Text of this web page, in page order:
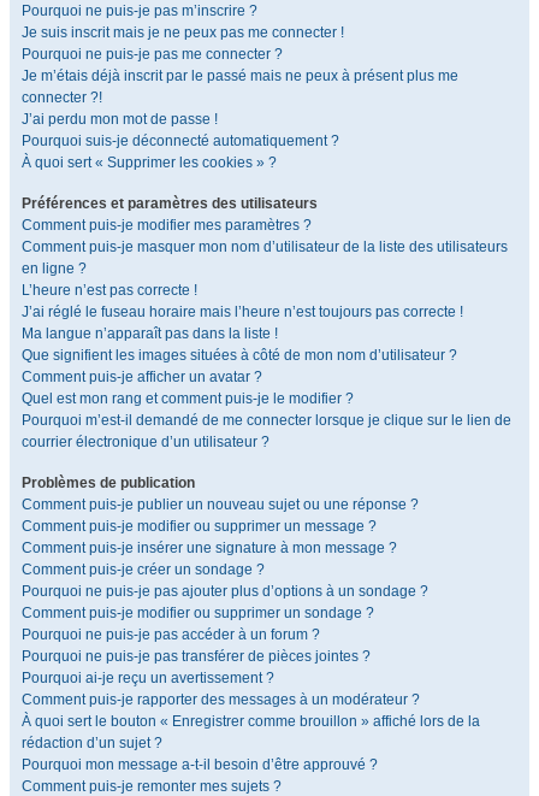
Pourquoi ne puis-je pas m’inscrire ?
Je suis inscrit mais je ne peux pas me connecter !
Pourquoi ne puis-je pas me connecter ?
Je m’étais déjà inscrit par le passé mais ne peux à présent plus me
connecter ?!
J’ai perdu mon mot de passe !
Pourquoi suis-je déconnecté automatiquement ?
À quoi sert « Supprimer les cookies » ?
Préférences et paramètres des utilisateurs
Comment puis-je modifier mes paramètres ?
Comment puis-je masquer mon nom d’utilisateur de la liste des utilisateurs
en ligne ?
L’heure n’est pas correcte !
J’ai réglé le fuseau horaire mais l’heure n’est toujours pas correcte !
Ma langue n’apparaît pas dans la liste !
Que signifient les images situées à côté de mon nom d’utilisateur ?
Comment puis-je afficher un avatar ?
Quel est mon rang et comment puis-je le modifier ?
Pourquoi m’est-il demandé de me connecter lorsque je clique sur le lien de
courrier électronique d’un utilisateur ?
Problèmes de publication
Comment puis-je publier un nouveau sujet ou une réponse ?
Comment puis-je modifier ou supprimer un message ?
Comment puis-je insérer une signature à mon message ?
Comment puis-je créer un sondage ?
Pourquoi ne puis-je pas ajouter plus d’options à un sondage ?
Comment puis-je modifier ou supprimer un sondage ?
Pourquoi ne puis-je pas accéder à un forum ?
Pourquoi ne puis-je pas transférer de pièces jointes ?
Pourquoi ai-je reçu un avertissement ?
Comment puis-je rapporter des messages à un modérateur ?
À quoi sert le bouton « Enregistrer comme brouillon » affiché lors de la
rédaction d’un sujet ?
Pourquoi mon message a-t-il besoin d’être approuvé ?
Comment puis-je remonter mes sujets ?